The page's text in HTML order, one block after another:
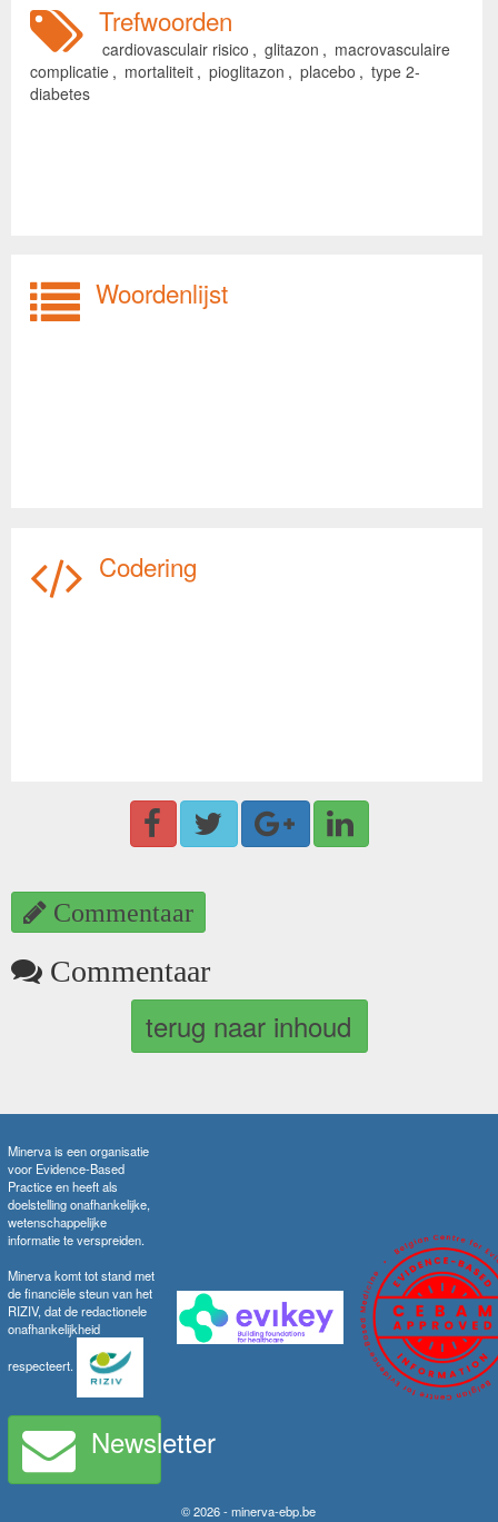
Trefwoorden
cardiovasculair risico , glitazon , macrovasculaire
complicatie , mortaliteit , pioglitazon , placebo , type 2-
diabetes
Woordenlijst
Codering
Commentaar
Commentaar
terug naar inhoud
Minerva is een organisatie
voor Evidence-Based
Practice en heeft als
doelstelling onafhankelijke,
wetenschappelijke
informatie te verspreiden.
Minerva komt tot stand met
de financiële steun van het
RIZIV, dat de redactionele
onafhankelijkheid
respecteert.
Newsletter
© 2026 - minerva-ebp.be